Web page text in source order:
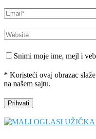
Snimi moje ime, mejl i
* Koristeći ovaj obrazac
na našem sajtu.